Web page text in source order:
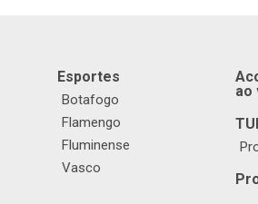
Esportes
Botafogo
Flamengo
Fluminense
Vasco
ao